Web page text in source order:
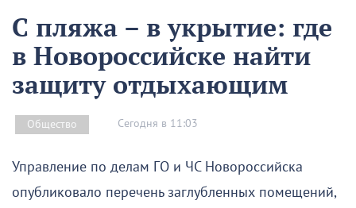
С пляжа – в укрытие: где
в Новороссийске найти
защиту отдыхающим
Общество Сегодня в 11:03
Управление по делам ГО и ЧС Новороссийска
опубликовало перечень заглубленных помещений,